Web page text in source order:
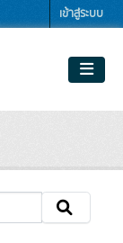
เข้าสู่ระบบ